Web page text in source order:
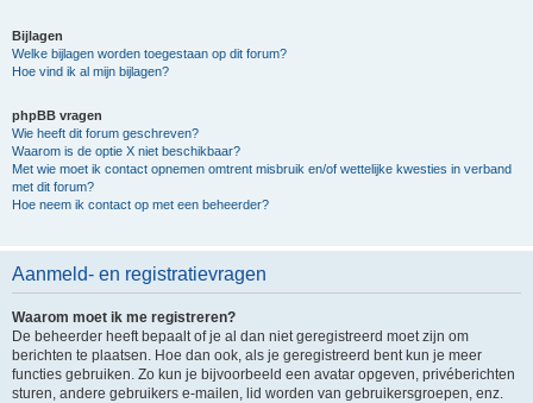
Bijlagen
Welke bijlagen worden toegestaan op dit forum?
Hoe vind ik al mijn bijlagen?
phpBB vragen
Wie heeft dit forum geschreven?
Waarom is de optie X niet beschikbaar?
Met wie moet ik contact opnemen omtrent misbruik en/of wettelijke kwesties in verband
met dit forum?
Hoe neem ik contact op met een beheerder?
Aanmeld- en registratievragen
Waarom moet ik me registreren?
De beheerder heeft bepaalt of je al dan niet geregistreerd moet zijn om
berichten te plaatsen. Hoe dan ook, als je geregistreerd bent kun je meer
functies gebruiken. Zo kun je bijvoorbeeld een avatar opgeven, privéberichten
sturen, andere gebruikers e-mailen, lid worden van gebruikersgroepen, enz.